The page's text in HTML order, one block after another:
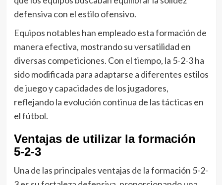
defensiva con el estilo ofensivo.
Equipos notables han empleado esta formación de
manera efectiva, mostrando su versatilidad en
diversas competiciones. Con el tiempo, la 5-2-3 ha
sido modificada para adaptarse a diferentes estilos
de juego y capacidades de los jugadores,
reflejando la evolución continua de las tácticas en
el fútbol.
Ventajas de utilizar la formación
5-2-3
Una de las principales ventajas de la formación 5-2-